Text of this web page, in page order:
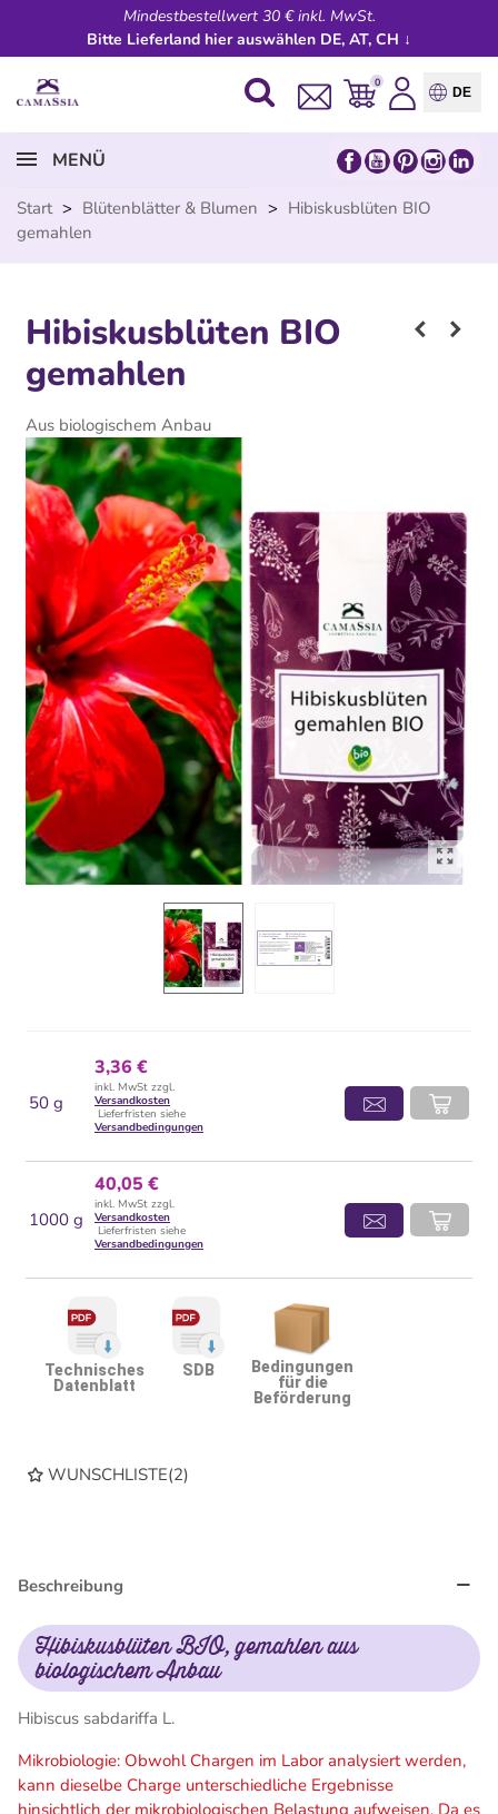
Mindestbestellwert 30 € inkl. MwSt.
Bitte Lieferland hier auswählen DE, AT, CH ↓
0
DE
MENÜ
Start > Blütenblätter & Blumen > Hibiskusblüten BIO
gemahlen
Hibiskusblüten BIO
gemahlen
Aus biologischem Anbau
50 g
3,36 €
inkl. MwSt zzgl.
Versandkosten
Lieferfristen siehe
Versandbedingungen
1000 g
40,05 €
inkl. MwSt zzgl.
Versandkosten
Lieferfristen siehe
Versandbedingungen
Technisches
Datenblatt
SDB
Bedingungen
für die
Beförderung
WUNSCHLISTE(2)
Beschreibung
Hibiskusblüten BIO, gemahlen aus
biologischem Anbau
Hibiscus sabdariffa L.
Mikrobiologie: Obwohl Chargen im Labor analysiert werden,
kann dieselbe Charge unterschiedliche Ergebnisse
hinsichtlich der mikrobiologischen Belastung aufweisen. Da es